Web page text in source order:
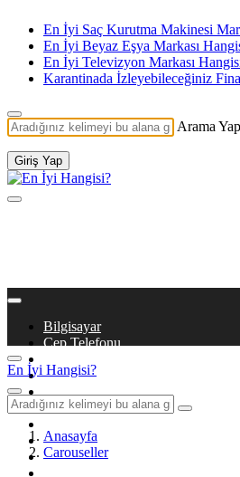
En İyi Saç Kurutma Makinesi
En İyi Beyaz Eşya Markası
En İyi Televizyon Markası
Karantinada İzleyebileceğiniz
Arama Yap
Giriş Yap
Bilgisayar
Cep Telefonu
Dizi & Film
Kitaplar
Sağlık
Hobi & Seyahat
Diğer
En İyi Hangisi?
Anasayfa
Carouseller